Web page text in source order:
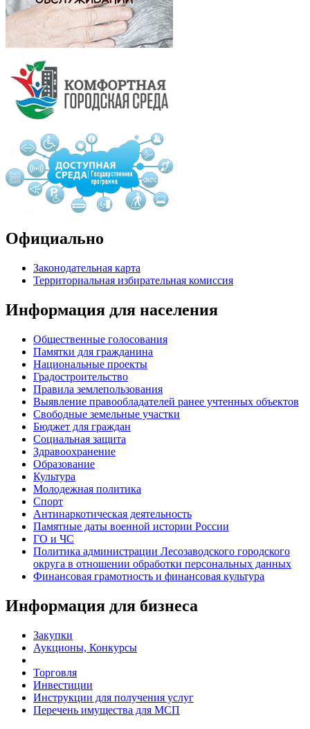
Официально
Законодательная карта
Территориальная избирательная комиссия
Информация для населения
Общественные голосования
Памятки для гражданина
Национальные проекты
Градостроительство
Правила землепользования
Выявление правообладателей ранее учтенных объектов
Свободные земельные участки
Бюджет для граждан
Социальная защита
Здравоохранение
Образование
Культура
Молодежная политика
Спорт
Антинаркотическая деятельность
Памятные даты военной истории России
ГО и ЧС
Политика администрации Лесозаводского городского
округа в отношении обработки персональных данных
Финансовая грамотность и финансовая культура
Информация для бизнеса
Закупки
Аукционы, Конкурсы
Торговля
Инвестиции
Инструкции для получения услуг
Перечень имущества для МСП